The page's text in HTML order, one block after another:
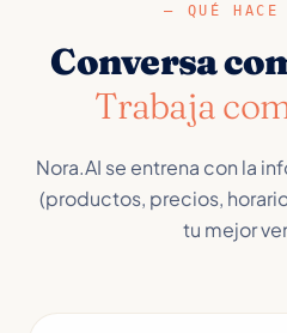
— QUÉ
Conversa
Trabaja
Nora.AI se entrena con la
(productos, precios,
tu mejor